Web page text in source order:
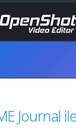
Journal